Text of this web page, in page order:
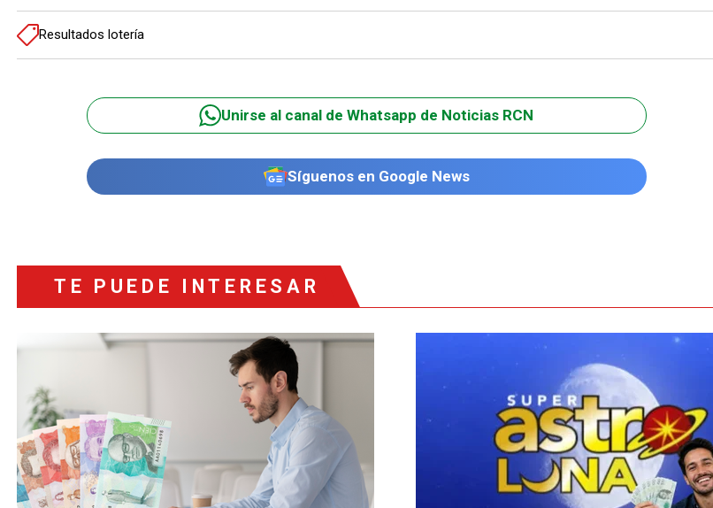
Resultados lotería
Unirse al canal de Whatsapp de Noticias RCN
Síguenos en Google News
TE PUEDE INTERESAR